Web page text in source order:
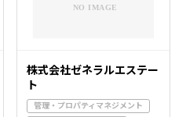
株式会社ゼネラルエステー
ト
管理・プロパティマネジメント